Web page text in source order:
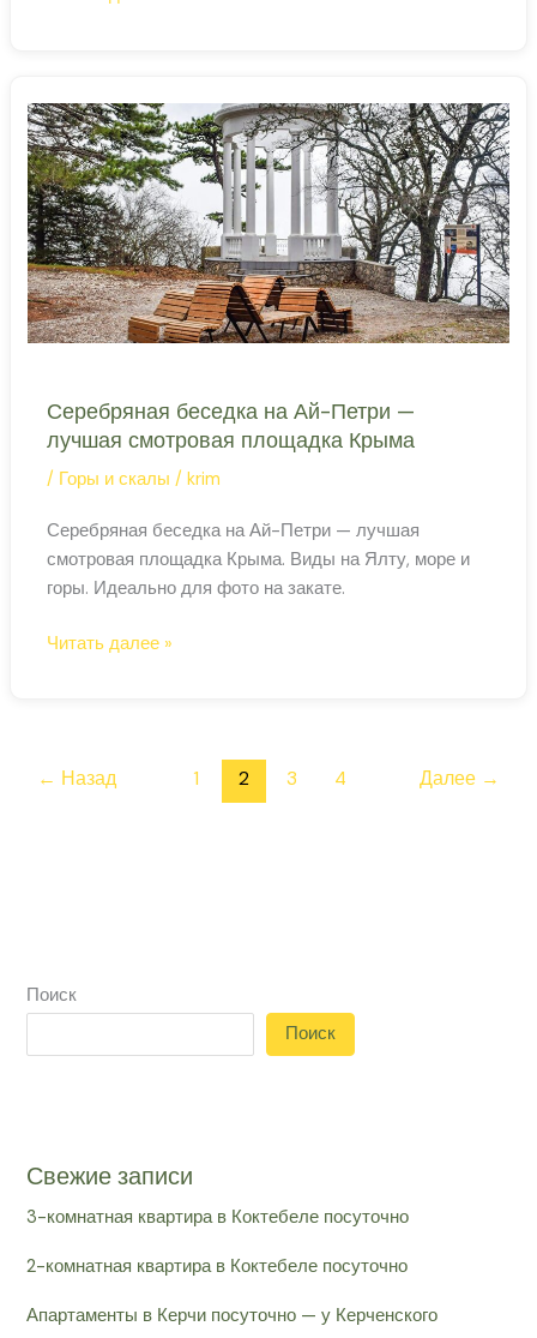
на
краю
Ай-
Петри
Серебряная беседка на Ай-Петри —
лучшая смотровая площадка Крыма
/ Горы и скалы /krim
Серебряная беседка на Ай-Петри — лучшая
смотровая площадка Крыма. Виды на Ялту, море и
горы. Идеально для фото на закате.
Серебряная
—
Читать далее »
← Назад 1 2 3 4 Далее →
Поиск
Поиск
Свежие записи
3-комнатная квартира в Коктебеле посуточно
2-комнатная квартира в Коктебеле посуточно
Апартаменты в Керчи посуточно — у Керченского